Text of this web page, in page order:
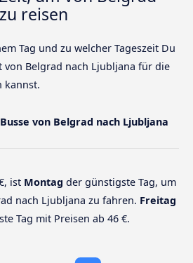
reisen
Tag und zu welcher Tageszeit Du
von Belgrad nach Ljubljana für die
kannst.
von Belgrad nach Ljubljana
ist Montag der günstigste Tag, um
nach Ljubljana zu fahren. Freitag
Tag mit Preisen ab 46 €.